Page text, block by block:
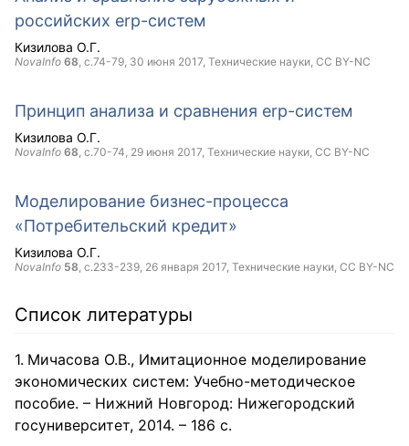
российских erp-систем
Кизилова О.Г.
NovaInfo 68 , с.74-79, 30 июня 2017 , Технические науки, CC BY-NC
Принцип анализа и сравнения erp-систем
Кизилова О.Г.
NovaInfo 68 , с.70-74, 29 июня 2017 , Технические науки, CC BY-NC
Моделирование бизнес-процесса
«Потребительский кредит»
Кизилова О.Г.
NovaInfo 58 , с.233-239, 26 января 2017 , Технические науки, CC BY-NC
Список литературы
Мичасова О.В., Имитационное моделирование
экономических систем: Учебно-методическое
пособие. – Нижний Новгород: Нижегородский
госуниверситет, 2014. – 186 с.